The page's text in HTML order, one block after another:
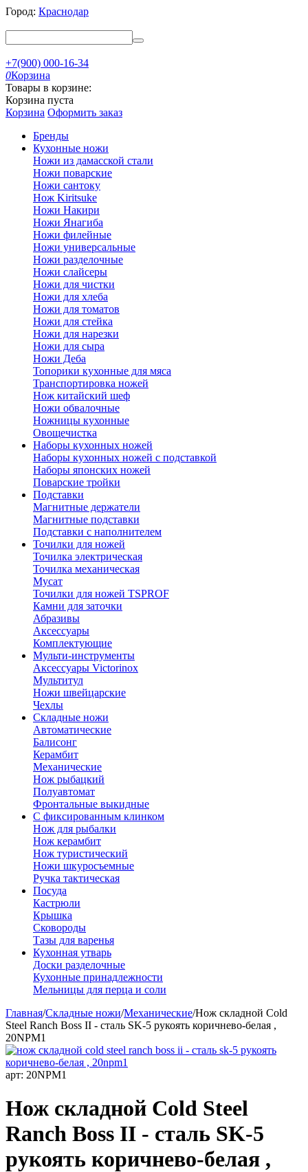
Город: Краснодар
+7(900) 000-16-34
0Корзина
Товары в корзине:
Корзина пуста
Корзина Оформить заказ
Бренды
Кухонные ножи
Ножи из дамасской стали
Ножи поварские
Ножи сантоку
Нож Kiritsuke
Ножи Накири
Ножи Янагиба
Ножи филейные
Ножи универсальные
Ножи разделочные
Ножи слайсеры
Ножи для чистки
Ножи для хлеба
Ножи для томатов
Ножи для стейка
Ножи для нарезки
Ножи для сыра
Ножи Деба
Топорики кухонные для мяса
Транспортировка ножей
Нож китайский шеф
Ножи обвалочные
Ножницы кухонные
Овощечистка
Наборы кухонных ножей
Наборы кухонных ножей с подставкой
Наборы японских ножей
Поварские тройки
Подставки
Магнитные держатели
Магнитные подставки
Подставки с наполнителем
Точилки для ножей
Точилка электрическая
Точилка механическая
Мусат
Точилки для ножей TSPROF
Камни для заточки
Абразивы
Аксессуары
Комплектующие
Мульти-инструменты
Аксессуары Victorinox
Мультитул
Ножи швейцарские
Чехлы
Складные ножи
Автоматические
Балисонг
Керамбит
Механические
Нож рыбацкий
Полуавтомат
Фронтальные выкидные
С фиксированным клинком
Нож для рыбалки
Нож керамбит
Нож туристический
Ножи шкуросъемные
Ручка тактическая
Посуда
Кастрюли
Крышка
Сковороды
Тазы для варенья
Кухонная утварь
Доски разделочные
Кухонные принадлежности
Мельницы для перца и соли
Главная/Складные ножи/Механические/Нож складной Cold
Steel Ranch Boss II - сталь SK-5 рукоять коричнево-белая ,
20NPM1
арт: 20NPM1
Нож складной Cold Steel
Ranch Boss II - сталь SK-5
рукоять коричнево-белая ,